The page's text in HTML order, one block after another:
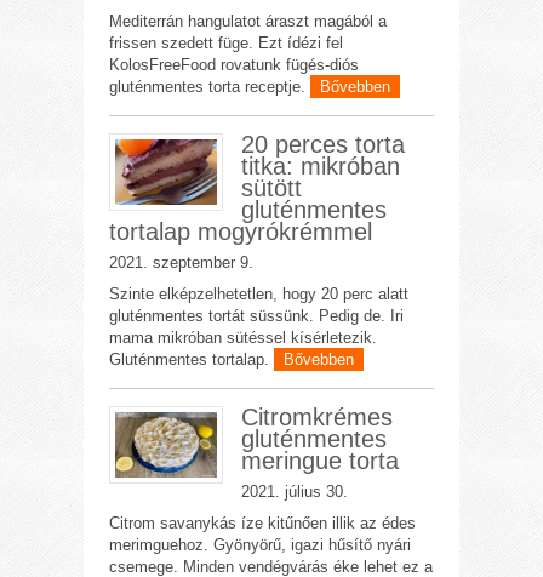
Mediterrán hangulatot áraszt magából a
frissen szedett füge. Ezt ídézi fel
KolosFreeFood rovatunk fügés-diós
gluténmentes torta receptje.
Bővebben
20 perces torta
titka: mikróban
sütött
gluténmentes
tortalap mogyrókrémmel
2021. szeptember 9.
Szinte elképzelhetetlen, hogy 20 perc alatt
gluténmentes tortát süssünk. Pedig de. Iri
mama mikróban sütéssel kísérletezik.
Gluténmentes tortalap.
Bővebben
Citromkrémes
gluténmentes
meringue torta
2021. július 30.
Citrom savanykás íze kitűnően illik az édes
merimguehoz. Gyönyörű, igazi hűsítő nyári
csemege. Minden vendégvárás éke lehet ez a